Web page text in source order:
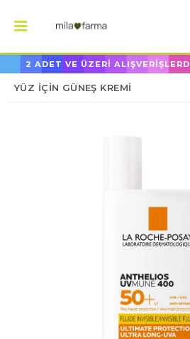
2 ADET VE ÜZERİ
YÜZ İÇİN GÜNEŞ KREMİ